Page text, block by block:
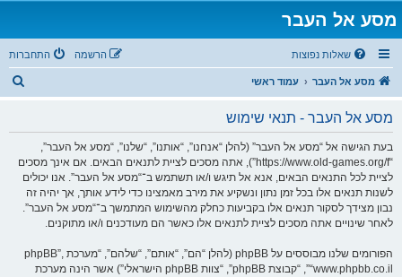
מסע אל העבר
שאלות נפוצות התחברות הרשמה
מסע אל העבר עמוד ראשי
מסע אל העבר - תנאי שימוש
בעת הגישה אל “מסע אל העבר” (להלן “אנחנו”, “אותנו”, “שלנו”, “מסע אל העבר”,
“https://www.old-games.org/f”), אתה מסכים לציית לתנאים הבאים. אם אינך מסכים
לציית לכל התנאים הבאים, אנא אל תיגש ו/או תשתמש ב־“מסע אל העבר”. אנו יכולים
לשנות תנאים אלו בכל זמן נתון ונשקיע את מירב מאמצינו כדי לידע אותך, אך יהיה זה
נבון מצידך לסקור תנאים אלו בקביעות כחלק מהשימוש המתמשך ב־“מסע אל העבר”.
לאחר שינויים אתה מסכים לציית לתנאים אלו כאשר הם מעודכנים ו/או מתוקנים.
הפורומים שלנו מבוססים על phpBB (להלן “הם”, “אותם”, “שלהם”, “מערכת phpBB”,
“www.phpbb.co.il”, “קבוצת phpBB”, “צוות phpBB הישראלי”) אשר הינה מערכת